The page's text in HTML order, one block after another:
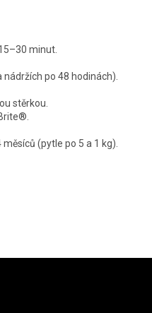
minut.
po 48 hodinách).
stěrkou.
(pytle po 5 a 1 kg).